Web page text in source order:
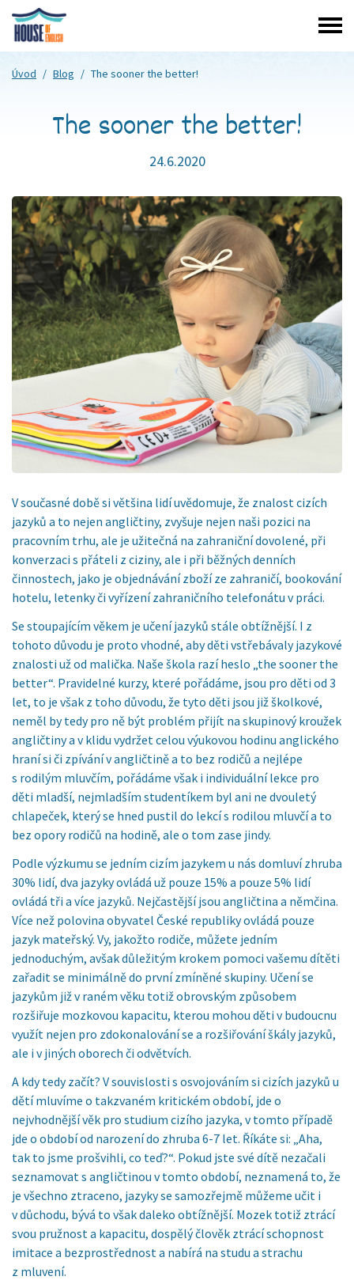
Úvod / Blog / The sooner the better!
The sooner the better!
24.6.2020
V současné době si většina lidí uvědomuje, že znalost cizích
jazyků a to nejen angličtiny, zvyšuje nejen naši pozici na
pracovním trhu, ale je užitečná na zahraniční dovolené, při
konverzaci s přáteli z ciziny, ale i při běžných denních
činnostech, jako je objednávání zboží ze zahraničí, bookování
hotelu, letenky či vyřízení zahraničního telefonátu v práci.
Se stoupajícím věkem je učení jazyků stále obtížnější. I z
tohoto důvodu je proto vhodné, aby děti vstřebávaly jazykové
znalosti už od malička. Naše škola razí heslo „the sooner the
better“. Pravidelné kurzy, které pořádáme, jsou pro děti od 3
let, to je však z toho důvodu, že tyto děti jsou již školkové,
neměl by tedy pro ně být problém přijít na skupinový kroužek
angličtiny a v klidu vydržet celou výukovou hodinu anglického
hraní si či zpívání v angličtině a to bez rodičů a nejlépe
s rodilým mluvčím, pořádáme však i individuální lekce pro
děti mladší, nejmladším studentíkem byl ani ne dvouletý
chlapeček, který se hned pustil do lekcí s rodilou mluvčí a to
bez opory rodičů na hodině, ale o tom zase jindy.
Podle výzkumu se jedním cizím jazykem u nás domluví zhruba
30% lidí, dva jazyky ovládá už pouze 15% a pouze 5% lidí
ovládá tři a více jazyků. Nejčastější jsou angličtina a němčina.
Více než polovina obyvatel České republiky ovládá pouze
jazyk mateřský. Vy, jakožto rodiče, můžete jedním
jednoduchým, avšak důležitým krokem pomoci vašemu dítěti
zařadit se minimálně do první zmíněné skupiny. Učení se
jazykům již v raném věku totiž obrovským způsobem
rozšiřuje mozkovou kapacitu, kterou mohou děti v budoucnu
využít nejen pro zdokonalování se a rozšiřování škály jazyků,
ale i v jiných oborech či odvětvích.
A kdy tedy začít? V souvislosti s osvojováním si cizích jazyků u
dětí mluvíme o takzvaném kritickém období, jde o
nejvhodnější věk pro studium cizího jazyka, v tomto případě
jde o období od narození do zhruba 6-7 let. Říkáte si: „Aha,
tak to jsme prošvihli, co teď?“. Pokud jste své dítě nezačali
seznamovat s angličtinou v tomto období, neznamená to, že
je všechno ztraceno, jazyky se samozřejmě můžeme učit i
v důchodu, bývá to však daleko obtížnější. Mozek totiž ztrácí
svou pružnost a kapacitu, dospělý člověk ztrácí schopnost
imitace a bezprostřednost a nabírá na studu a strachu
z mluvení.